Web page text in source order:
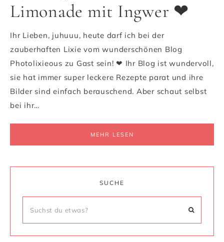
Limonade mit Ingwer ❤
Ihr Lieben, juhuuu, heute darf ich bei der
zauberhaften Lixie vom wunderschönen Blog
Photolixieous zu Gast sein! ❤ Ihr Blog ist wundervoll,
sie hat immer super leckere Rezepte parat und ihre
Bilder sind einfach berauschend. Aber schaut selbst
bei ihr…
MEHR LESEN
SUCHE